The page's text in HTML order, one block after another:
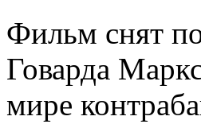
Фильм снят
Говарда
мире